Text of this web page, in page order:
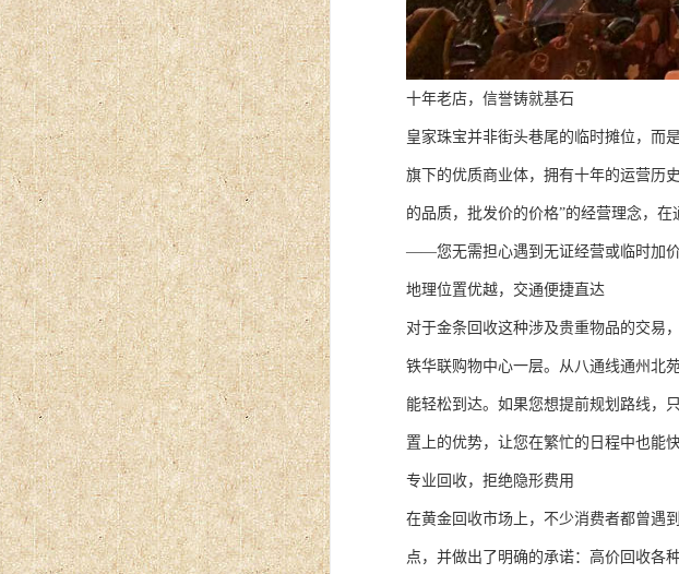
十年老店，信誉铸就基石
皇家珠宝并非街头巷尾的临时摊位，而
旗下的优质商业体，拥有十年的运营历
的品质，批发价的价格”的经营理念，
——您无需担心遇到无证经营或临时加价
地理位置优越，交通便捷直达
对于金条回收这种涉及贵重物品的交易
铁华联购物中心一层。从八通线通州北
能轻松到达。如果您想提前规划路线，
置上的优势，让您在繁忙的日程中也能
专业回收，拒绝隐形费用
在黄金回收市场上，不少消费者都曾遇
点，并做出了明确的承诺：高价回收各